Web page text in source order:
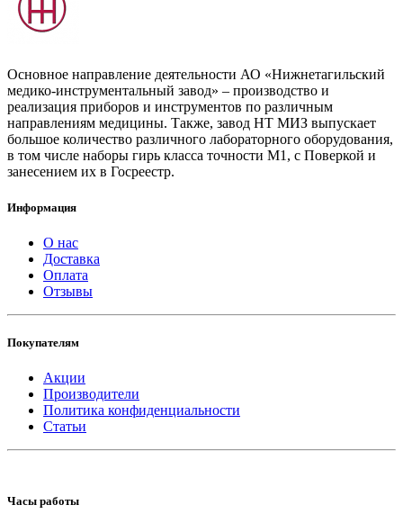
Основное направление деятельности АО «Нижнетагильский
медико-инструментальный завод» – производство и
реализация приборов и инструментов по различным
направлениям медицины. Также, завод НТ МИЗ выпускает
большое количество различного лабораторного оборудования,
в том числе наборы гирь класса точности М1, с Поверкой и
занесением их в Госреестр.
Информация
О нас
Доставка
Оплата
Отзывы
Покупателям
Акции
Производители
Политика конфиденциальности
Статьи
Часы работы